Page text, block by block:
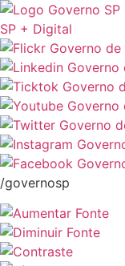
SP + Digital
/governosp